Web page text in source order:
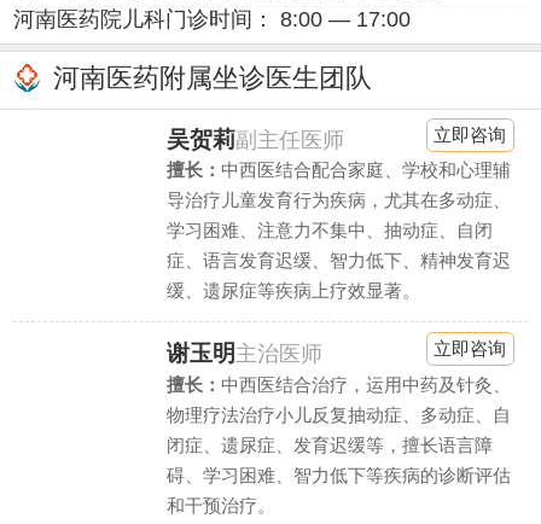
河南医药院儿科门诊时间： 8:00 — 17:00
河南医药附属坐诊医生团队
吴贺莉副主任医师
擅长： 中西医结合配合家庭、学校和心理辅
导治疗儿童发育行为疾病，尤其在多动症、
学习困难、注意力不集中、抽动症、自闭
症、语言发育迟缓、智力低下、精神发育迟
缓、遗尿症等疾病上疗效显著。
立即咨询
谢玉明 主治医师
擅长： 中西医结合治疗，运用中药及针灸、
物理疗法治疗小儿反复抽动症、多动症、自
闭症、遗尿症、发育迟缓等，擅长语言障
碍、学习困难、智力低下等疾病的诊断评估
和干预治疗。
立即咨询